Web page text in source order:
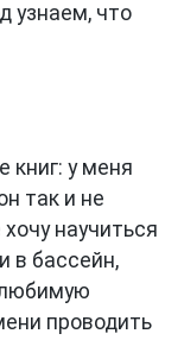
узнаем, что
у меня
так и не
научиться
в бассейн,
проводить